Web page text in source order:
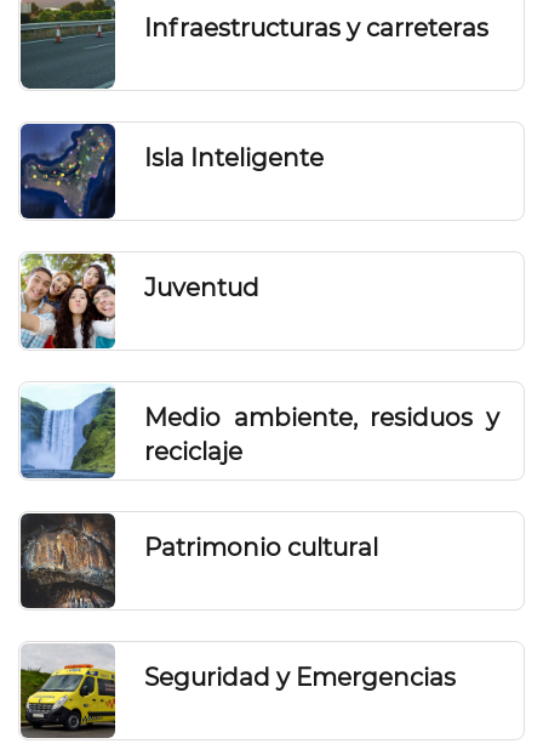
Infraestructuras y carreteras
Isla Inteligente
Juventud
Medio ambiente, residuos y
reciclaje
Patrimonio cultural
Seguridad y Emergencias